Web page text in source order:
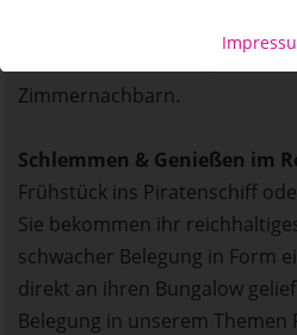
Unsere Piratenschiffe und
Zimmernachbarn.
Schlemmen & Genießen im
Frühstück ins Piratenschiff
Sie bekommen ihr
schwacher Belegung in Form
direkt an ihren Bungalow
Belegung in unserem Themen